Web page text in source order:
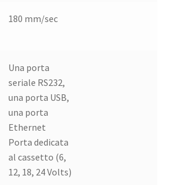
180 mm/sec
Una porta
seriale RS232,
una porta USB,
una porta
Ethernet
Porta dedicata
al cassetto (6,
12, 18, 24 Volts)